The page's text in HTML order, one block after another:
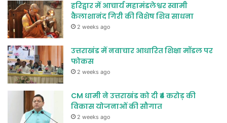
हरिद्वार में आचार्य महामंडलेश्वर स्वामी
कैलाशानंद गिरी की विशेष शिव साधना
2 weeks ago
उत्तराखंड में नवाचार आधारित शिक्षा मॉडल पर
फोकस
2 weeks ago
CM धामी ने उत्तराखंड को दी ₹4 करोड़ की
विकास योजनाओं की सौगात
2 weeks ago